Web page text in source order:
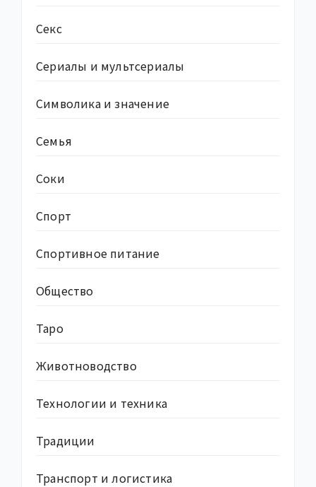
Секс
Сериалы и мультсериалы
Символика и значение
Семья
Соки
Спорт
Спортивное питание
Общество
Таро
Животноводство
Технологии и техника
Традиции
Транспорт и логистика